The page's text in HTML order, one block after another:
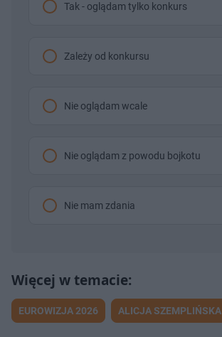
Tak - oglądam tylko konkurs
Zależy od konkursu
Nie oglądam wcale
Nie oglądam z powodu bojkotu
Nie mam zdania
EUROWIZJA 2026 ALICJA SZEMPLIŃSKA